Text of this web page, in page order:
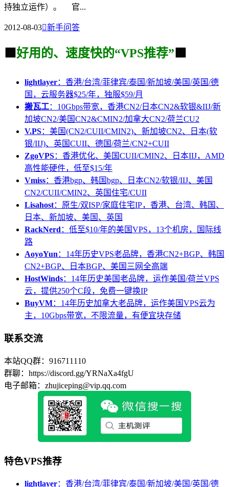
持独立运作）。 官...
2012-08-03新手问答
🟩 好用的、速度快的“VPS推荐” 🟩
lightlayer：香港/台湾/菲律宾/泰国/新加坡/美国/英国/德
国，云服务器$25/年，独服$59/月
搬瓦工：10Gbps带宽，香港CN2/日本CN2&软银&IIJ/新
加坡CN2/美国CN2&CMIN2/加拿大CN2/荷兰CU2
V.PS：美国(CN2/CUII/CMIN2)、新加坡CN2、日本(软
银/IIJ)、英国CUII、德国/荷兰/CN2+CUII
ZgoVPS：香港优化、美国CUII/CMIN2、日本IIJ，AMD
高性能硬件，低至$15/年
Vmiss：香港bgp、韩国bgp、日本CN2/软银/IIJ、美国
CN2/CUII/CMIN2、英国住宅/CUII
Lisahost：原生/双ISP/家庭住宅IP，香港、台湾、韩国、
日本、新加坡、美国、英国
RackNerd ：低至$10/年的美国VPS，13个机房，国际线
路
AoyoYun ：14年历史VPS老品牌，香港CN2+BGP、韩国
CN2+BGP、日本BGP、美国三网全高端
HostWinds：14年历史美国老品牌，运作美国/荷兰VPS
云，提供250个C段，免费一键换IP
BuyVM：14年历史加拿大老品牌，运作美国VPS云为
主，10Gbps带宽，不限流量，有便宜块存储
联系交流
本站QQ群：916711110
群聊：https://discord.gg/YRNaXa4fgU
电子邮箱：zhujiceping@vip.qq.com
特色VPS推荐
lightlayer：香港/台湾/菲律宾/泰国/新加坡/美国/英国/德